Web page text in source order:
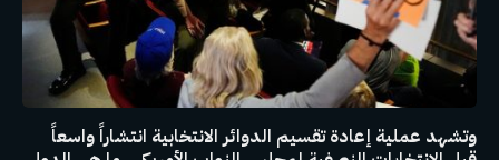
وتشهد عملية إعادة تقسيم الدوائر الانتخابية انتشاراً واسعاً